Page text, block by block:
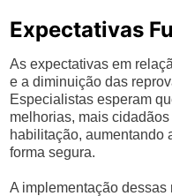
Expectativas
As expectativas em
e a diminuição das
Especialistas esperam
melhorias, mais
habilitação, aumentando
forma segura.
A implementação